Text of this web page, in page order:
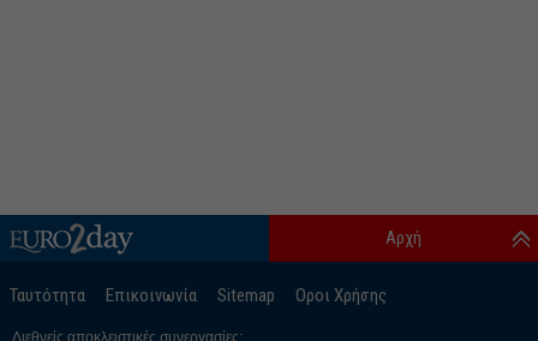
Ταυτότητα Επικοινωνία Sitemap Οροι Χρήσης
Αρχή